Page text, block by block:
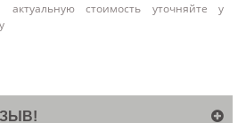
стоимость уточняйте у